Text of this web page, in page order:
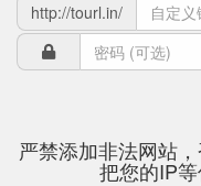
http://tourl.in/
严禁添加非法网站
把您的IP